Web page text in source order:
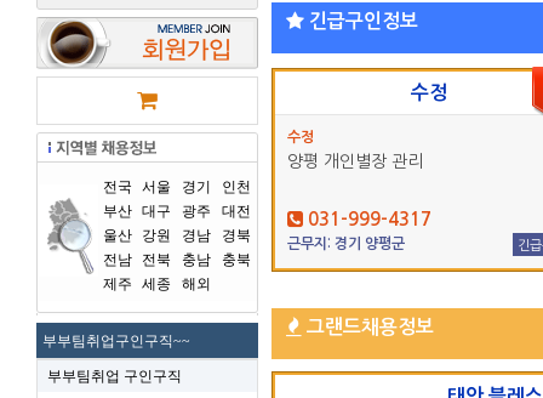
전국 서울 경기
인천
부산 대구 광주
대전
울산
강원 경남
경북
전남
전북 충남
충북
제주
세종 해외
부부팀취업구인구직~~
부부팀취업 구인구직
긴급구인정보
수정
수정
양평 개인별장 관리
031-999-4317
근무지: 경기 양평군 긴
그랜드채용정보